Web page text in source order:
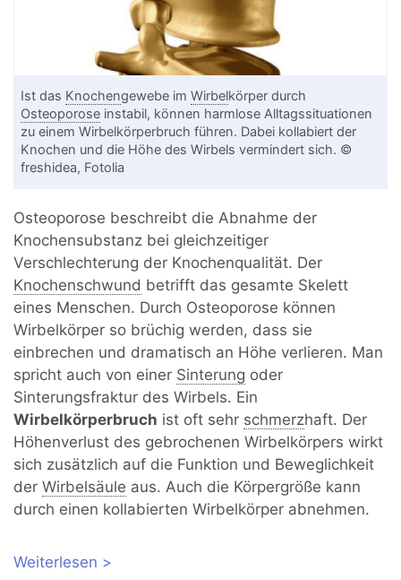
Ist das Knochengewebe imWirbelkörper durch
Osteoporose instabil, können harmlose Alltagssituationen
zu einem Wirbelkörperbruch führen. Dabei kollabiert der
Knochen und die Höhe des Wirbels vermindert sich. ©
freshidea, Fotolia
Osteoporose beschreibt die Abnahme der
Knochensubstanz bei gleichzeitiger
Verschlechterung der Knochenqualität. Der
Knochenschwund betrifft das gesamte Skelett
eines Menschen. Durch Osteoporose können
Wirbelkörper so brüchig werden, dass sie
einbrechen und dramatisch an Höhe verlieren. Man
spricht auch von einer Sinterung oder
Sinterungsfraktur des Wirbels. Ein
Wirbelkörperbruch ist oft sehr schmerzhaft. Der
Höhenverlust des gebrochenen Wirbelkörpers wirkt
sich zusätzlich auf die Funktion und Beweglichkeit
derWirbelsäule aus. Auch die Körpergröße kann
durch einen kollabierten Wirbelkörper abnehmen.
Weiterlesen über Wirbelbruch bei Osteoporose: